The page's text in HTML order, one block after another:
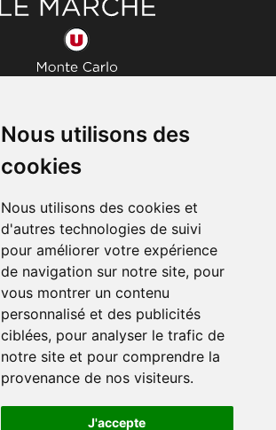
Nous utilisons des
cookies
Nous utilisons des cookies et
d'autres technologies de suivi
pour améliorer votre expérience
de navigation sur notre site, pour
vous montrer un contenu
personnalisé et des publicités
ciblées, pour analyser le trafic de
notre site et pour comprendre la
provenance de nos visiteurs.
J'accepte
98000MONACO
Marché U
30, bd Princesse Charlotte
98000 MONACO
(+377) 93 50 68 60
Aperto dalle 8:30 alle 20:00
dal lunedì al sabato
Informativa Legale